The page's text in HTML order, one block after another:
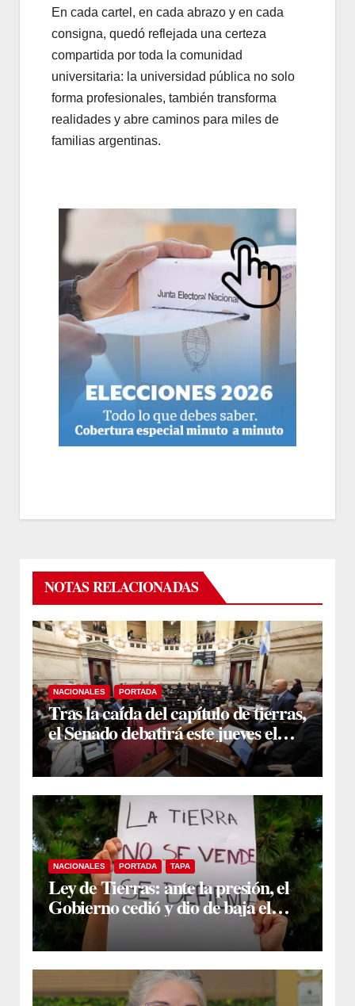
En cada cartel, en cada abrazo y en cada
consigna, quedó reflejada una certeza
compartida por toda la comunidad
universitaria: la universidad pública no solo
forma profesionales, también transforma
realidades y abre caminos para miles de
familias argentinas.
NOTAS RELACIONADAS
NACIONALES PORTADA
Tras la caída del capítulo de tierras,
el Senado debatirá este jueves el
proyecto sobre propiedad privada
NACIONALES PORTADA TAPA
Ley de Tierras: ante la presión, el
Gobierno cedió y dio de baja el
capítulo de la polémica